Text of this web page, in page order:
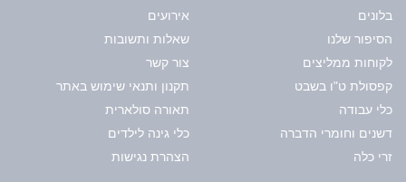
בלונים
אירועים
הסיפור שלנו
שאלות ותשובות
לקוחות ממליצים
צור קשר
קפסולת ט"ו בשבט
תקנון ותנאי שימוש באתר
כלי עבודה
תאורה סולארית
דשנים וחומרי הדברה
כלי גינה לילדים
זרי כלה
הצהרת נגישות